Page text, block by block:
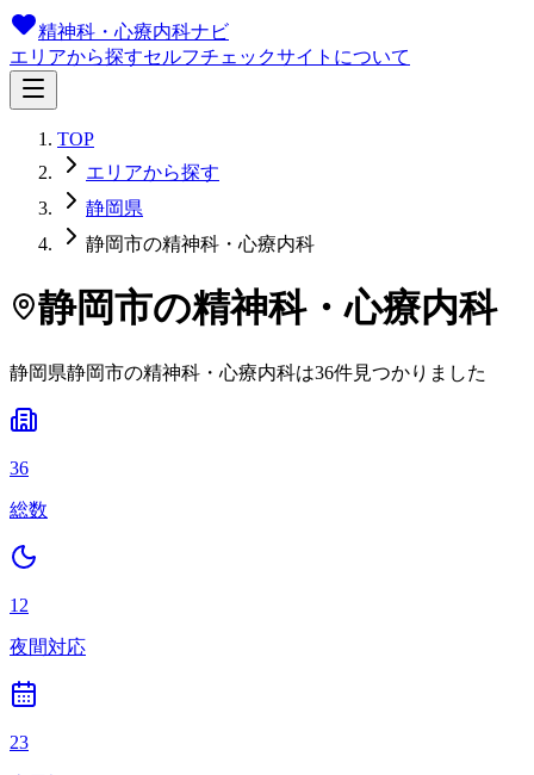
精神科・心療内科ナビ
エリアから探すセルフチェックサイトについて
TOP
エリアから探す
静岡県
静岡市の精神科・心療内科
静岡市の精神科・心療内科
静岡県静岡市の精神科・心療内科は36件見つかりました
36
総数
12
夜間対応
23